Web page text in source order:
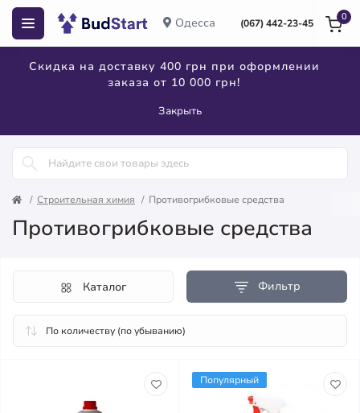
Одесса (067) 442-23-45
Скидка на доставку 400 грн при оформлении
заказа от 10 000 грн!
Закрыть
0
Строительная химия Противогрибковые средства
Противогрибковые средства
Фильтр
Каталог
Популярный